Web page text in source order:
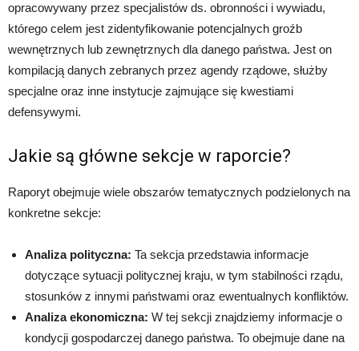
opracowywany przez specjalistów ds. obronności i wywiadu,
którego celem jest zidentyfikowanie potencjalnych groźb
wewnętrznych lub zewnętrznych dla danego państwa. Jest on
kompilacją danych zebranych przez agendy rządowe, służby
specjalne oraz inne instytucje zajmujące się kwestiami
defensywymi.
Jakie są główne sekcje w raporcie?
Raporyt obejmuje wiele obszarów tematycznych podzielonych na
konkretne sekcje:
Analiza polityczna: Ta sekcja przedstawia informacje
dotyczące sytuacji politycznej kraju, w tym stabilności rządu,
stosunków z innymi państwami oraz ewentualnych konfliktów.
Analiza ekonomiczna: W tej sekcji znajdziemy informacje o
kondycji gospodarczej danego państwa. To obejmuje dane na